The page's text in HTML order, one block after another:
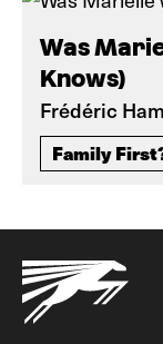
Was
Knows)
Frédéric
Family